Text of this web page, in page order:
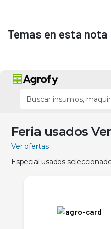
Temas en esta nota
Feria usados
Ver ofertas
Especial usados